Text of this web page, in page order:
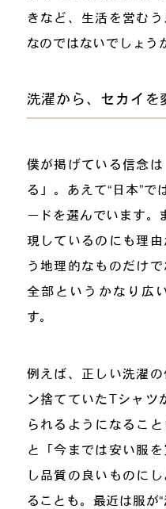
きなど、生活を営む
なのではないでしょう
洗濯から、セカイを
僕が掲げている信念
る」。あえて“日本”で
ードを選んでいます。
現しているのにも理
う地理的なものだけ
全部というかなり広
す。
例えば、正しい洗濯
ン捨てていたTシャツ
られるようになるこ
と「今までは安い服
し品質の良いものに
ることも。最近は服が